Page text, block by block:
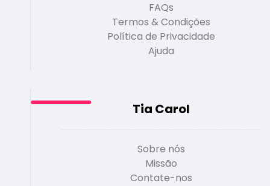
FAQs
Termos & Condições
Política de Privacidade
Ajuda
Tia Carol
Sobre nós
Missão
Contate-nos